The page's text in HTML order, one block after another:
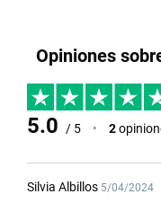
Opiniones
5.0 / 5 • 2
Silvia Albillos 5/04/2024